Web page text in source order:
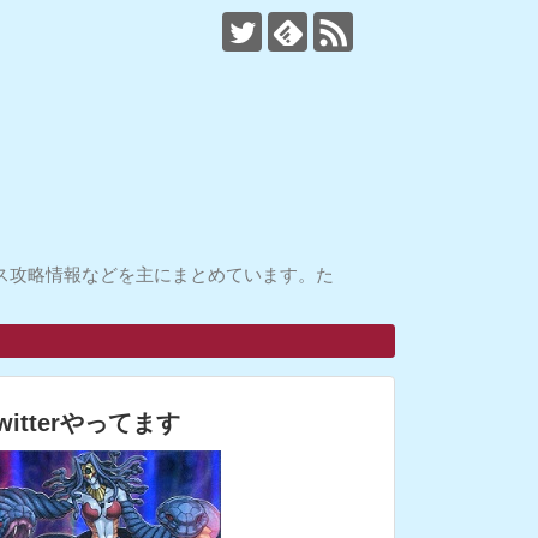
略情報などを主にまとめています。た
やってます